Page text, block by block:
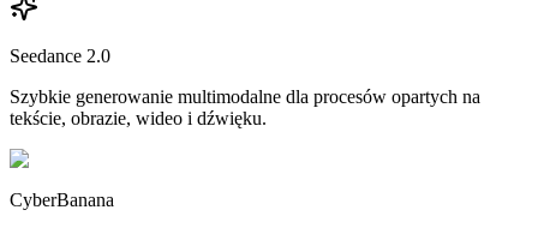
Seedance 2.0
Szybkie generowanie multimodalne dla procesów opartych na
tekście, obrazie, wideo i dźwięku.
CyberBanana